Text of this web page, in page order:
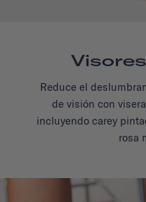
Reduce el
de visión con
incluyendo carey
rosa